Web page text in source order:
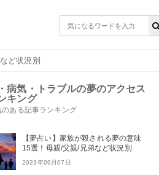
ど状況別
病気・トラブルの夢のアクセス
キング
のある記事ランキング
【夢占い】家族が殺される夢の意味
15選！母親/父親/兄弟など状況別
2023年09月07日